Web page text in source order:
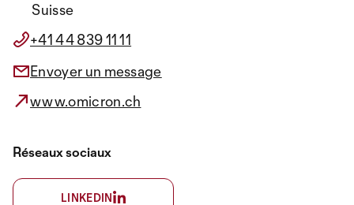
Suisse
+41 44 839 11 11
Envoyer un message
www.omicron.ch
Réseaux sociaux
LINKEDIN